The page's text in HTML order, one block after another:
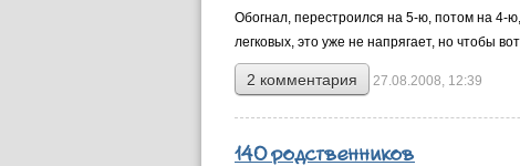
Обогнал, перестроился на 5-ю, потом на 4-
легковых, это уже не напрягает, но чтобы
2 комментария 27.08.2008, 12:39
140 родственников